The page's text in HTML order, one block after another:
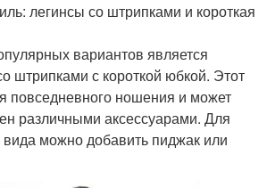
легинсы со штрипками и короткая
вариантов является
штрипками с короткой юбкой. Этот
повседневного ношения и может
различными аксессуарами. Для
вида можно добавить пиджак или